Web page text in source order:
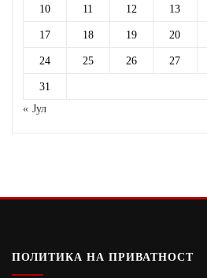
10 11 12 13
17 18 19 20
24 25 26 27
31
« Јул
ПОЛИТИКА НА ПРИВАТНОСТ